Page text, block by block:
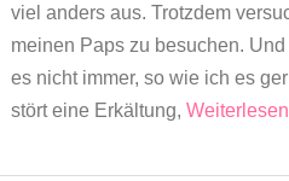
viel anders aus. Trotzdem
meinen Paps zu besuchen.
es nicht immer, so wie ich es
stört eine Erkältung,